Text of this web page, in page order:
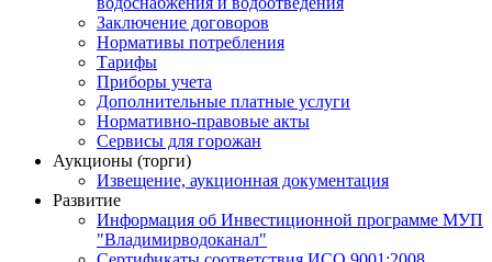
Заключение договоров
Нормативы потребления
Тарифы
Приборы учета
Дополнительные платные услуги
Нормативно-правовые акты
Сервисы для горожан
Аукционы (торги)
Извещение, аукционная документация
Развитие
Информация об Инвестиционной программе МУП
"Владимирводоканал"